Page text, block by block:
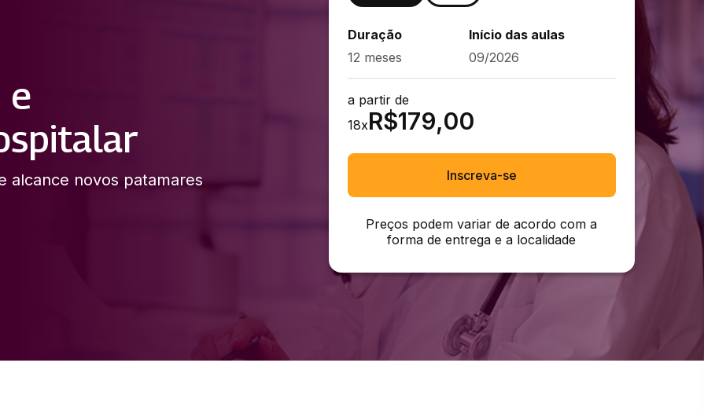
e
alcance novos patamares
Duração
12 meses
Início das aulas
09/2026
a partir de
18xR$179,00
Inscreva-se
Preços podem variar de acordo com a
forma de entrega e a localidade